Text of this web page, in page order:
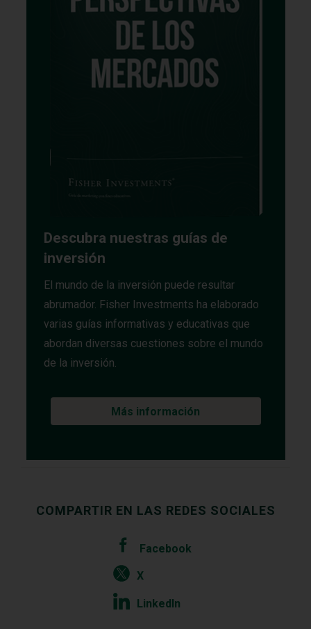
Descubra nuestras guías de
inversión
El mundo de la inversión puede resultar
abrumador. Fisher Investments ha elaborado
varias guías informativas y educativas que
abordan diversas cuestiones sobre el mundo
de la inversión.
Más información
COMPARTIR EN LAS REDES SOCIALES
Facebook
X
LinkedIn